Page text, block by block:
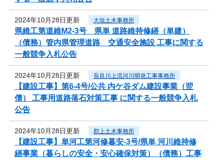
2024年10月28日更新 大垣土木事務所
県維工第道維M2-3号 県単 道路維持修繕（単建）
（債務）管内県管理道路 交通安全施設 工事に関する
一般競争入札公告
2024年10月28日更新 長良川上流河川開発工事事務所
【建設工事】第6-4号/公共 内ケ谷ダム建設事業（翌
債） 工事用道路落石対策工事 に関する一般競争入札
公告
2024年10月28日更新 郡上土木事務所
【建設工事】単河工第河修暮安-3号/県単 河川維持修
繕事業（暮らしの安全・安心確保対策）（債務）工事